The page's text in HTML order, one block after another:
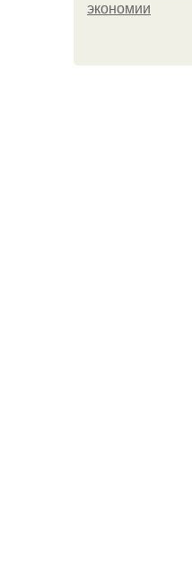
экономии